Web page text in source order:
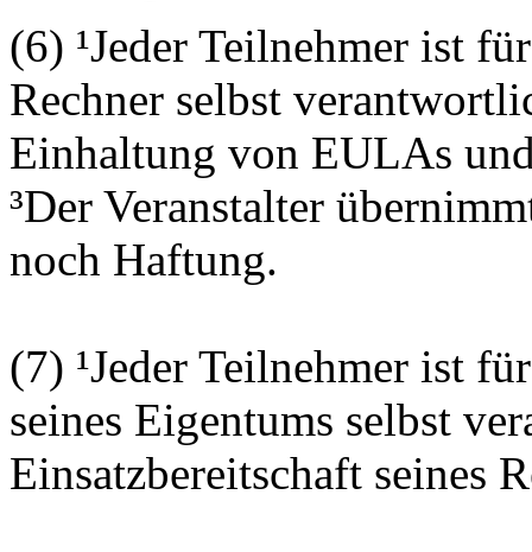
(6) ¹Jeder Teilnehmer ist
Rechner selbst
Einhaltung von EULAs
³Der Veranstalter
noch Haftung.
(7) ¹Jeder Teilnehmer ist
seines Eigentums selbst
Einsatzbereitschaft seines